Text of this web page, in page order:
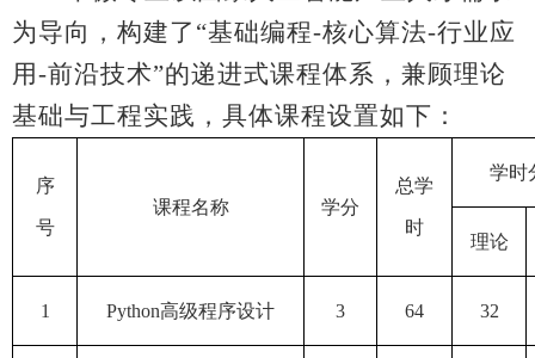
为导向，构建了 “基础编程-核心算法-行业应
用-前沿技术”的递进式课程体系，兼顾理论
基础与工程实践，具体课程设置如下：
序
号
课程名称 学分
总学
时
学时
理论
1 Python高级程序设计 3 64 32